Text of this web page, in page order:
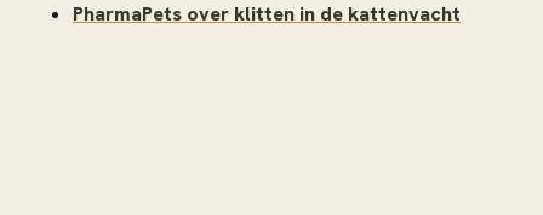
PharmaPets over klitten in de kattenvacht